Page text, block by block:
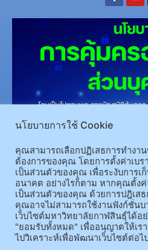
(อ.นามน)13 หมู่ 14 ต.สงเปลือย อ.นามน จ.กาฬสิ
(อ.เมือง)62/1 ถ.เกษตรสมบูรณ์ ต.กาฬสินธุ์ อ.เมือง
© 2025 All rights
นโยบายการใช้ Cookie
คุณสามารถเลือกปฏิเสธการทำงา
ต้องการของคุณ โดยการตั้งค่าเบร
เป็นส่วนตัวของคุณ เพื่อระงับการ
อนาคต อย่างไรก็ตาม หากคุณตั้งค่
เป็นส่วนตัวของคุณ ด้วยการปฎิเส
คุณอาจไม่สามารถใช้งานฟังก์ชั่น
เว็บไซต์มหาวิทยาลัยกาฬสินธุ์ได้อ
"ยอมรับทั้งหมด" เพื่ออนุญาตให้เร
ไปวิเคราะห์เพื่อพัฒนาเว็บไซต์ต่อ